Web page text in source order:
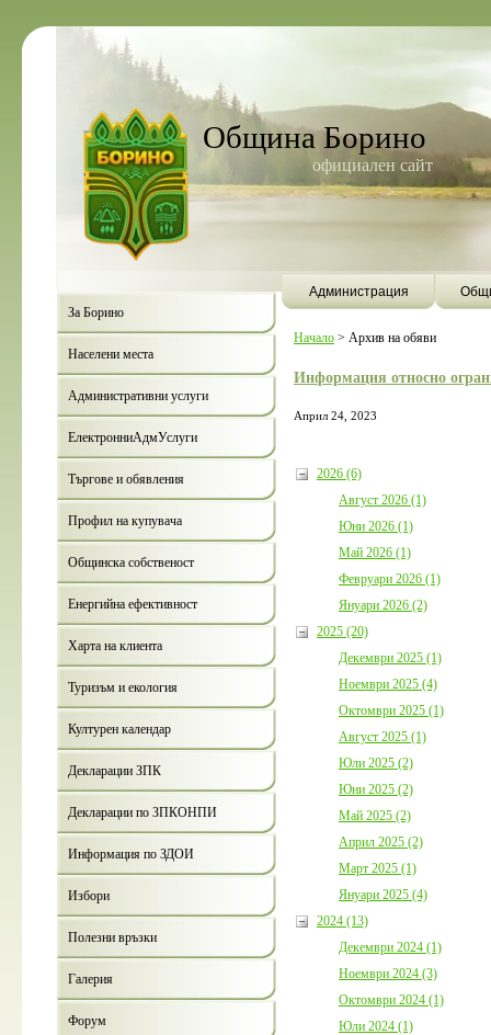
Община Борино
официален сайт
Администрация
За Борино
Населени места
Административни услуги
ЕлектронниАдмУслуги
Търгове и обявления
Профил на купувача
Общинска собственост
Енергийна ефективност
Харта на клиента
Туризъм и екология
Културен календар
Декларации ЗПК
Декларации по ЗПКОНПИ
Информация по ЗДОИ
Избори
Полезни връзки
Галерия
Форум
Начало > Архив на обяви
Информация относно
Април 24, 2023
2026 (6)
Август 2026 (1)
Юни 2026 (1)
Май 2026 (1)
Февруари 2026 (1)
Януари 2026 (2)
2025 (20)
Декември 2025 (1)
Ноември 2025 (4)
Октомври 2025 (1)
Август 2025 (1)
Юли 2025 (2)
Юни 2025 (2)
Май 2025 (2)
Април 2025 (2)
Март 2025 (1)
Януари 2025 (4)
2024 (13)
Декември 2024 (1)
Ноември 2024 (3)
Октомври 2024 (1)
Юли 2024 (1)